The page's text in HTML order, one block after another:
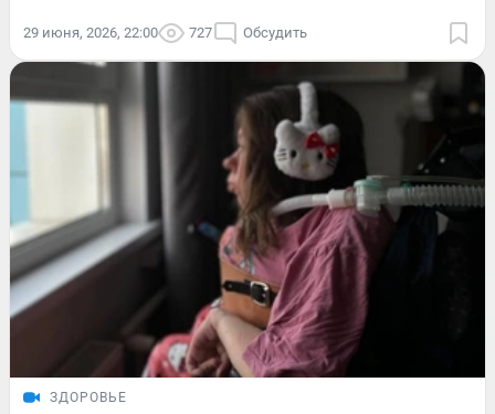
29 июня, 2026, 22:00 727 Обсудить
ЗДОРОВЬЕ